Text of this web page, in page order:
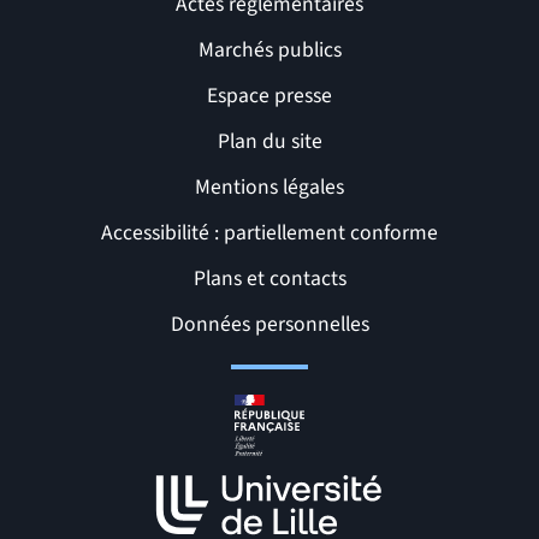
Liens et pages utiles
Marchés publics
Espace presse
Plan du site
Mentions légales
Accessibilité : partiellement conforme
Plans et contacts
Données personnelles